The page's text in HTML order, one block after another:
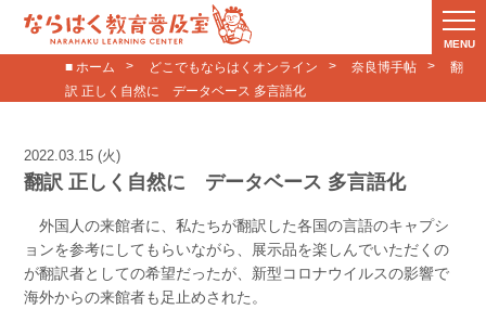
MENU
■ ホーム どこでもならはくオンライン 奈良博手帖
翻
訳 正しく自然に データベース 多言語化
2022.03.15 (火)
翻訳 正しく自然に データベース 多言語化
外国人の来館者に、私たちが翻訳した各国の言語のキャプシ
ョンを参考にしてもらいながら、展示品を楽しんでいただくの
が翻訳者としての希望だったが、新型コロナウイルスの影響で
海外からの来館者も足止めされた。